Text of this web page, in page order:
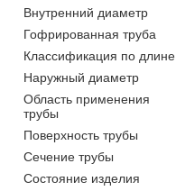
Внутренний диаметр
Гофрированная труба
Классификация по длине
Наружный диаметр
Область применения
трубы
Поверхность трубы
Сечение трубы
Состояние изделия